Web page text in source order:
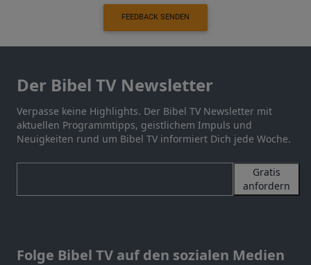
FEEDBACK SENDEN
Der Bibel TV Newsletter
Verpasse keine Highlights. Der Bibel TV Newsletter mit
aktuellen Programmtipps, geistlichem Impuls und
Neuigkeiten rund um Bibel TV informiert Dich jede Woche.
Gratis
anfordern
Folge Bibel TV auf den sozialen Medien